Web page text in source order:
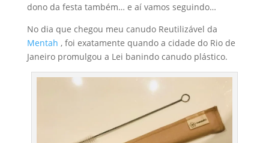
dono da festa também… e aí vamos seguindo…
No dia que chegou meu canudo Reutilizável da
Mentah , foi exatamente quando a cidade do Rio de
Janeiro promulgou a Lei banindo canudo plástico.